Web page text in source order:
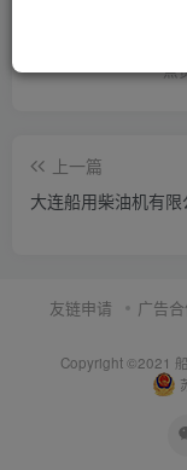
点
上一篇
大连船用柴油机有限
友链申请 广告
Copyright ©2021